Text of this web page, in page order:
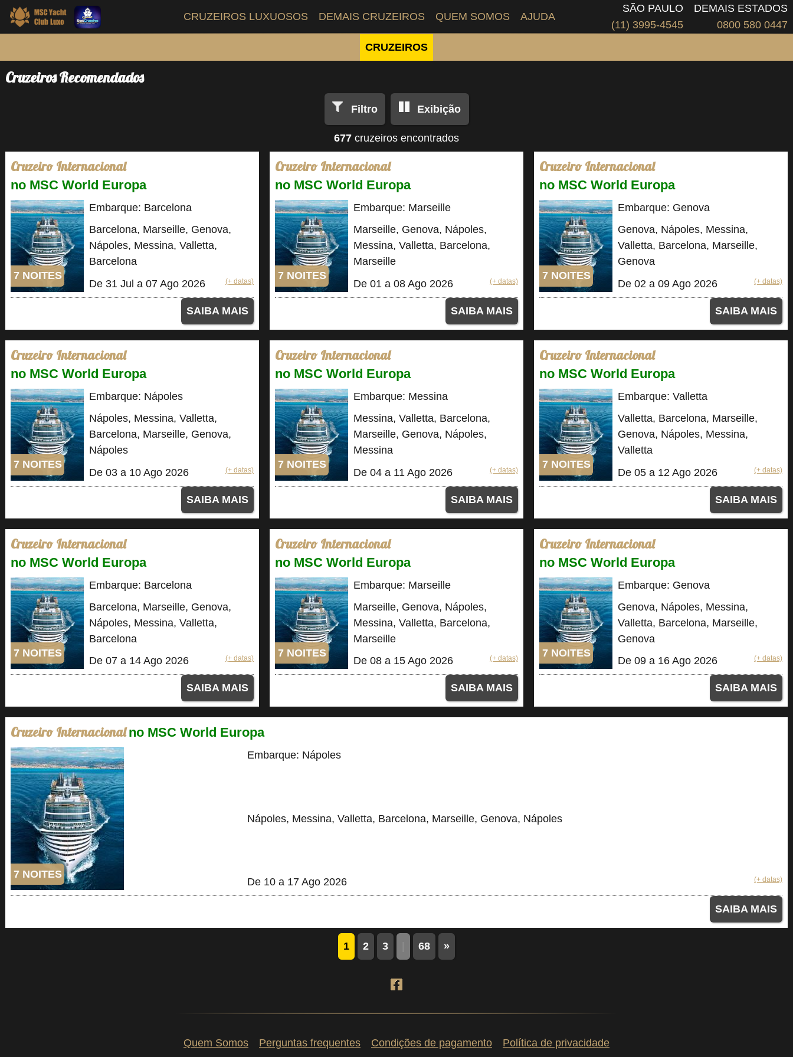
DEMAIS ESTADOS
0800 580 0447
SÃO PAULO
(11) 3995-4545
CRUZEIROS LUXUOSOS DEMAIS CRUZEIROS QUEM SOMOS AJUDA
CRUZEIROS
Cruzeiros Recomendados
Filtro Exibição
677 cruzeiros encontrados
Cruzeiro Internacional
no MSC World Europa
7 NOITES
Embarque: Barcelona
Barcelona, Marseille, Genova,
Nápoles, Messina, Valletta,
Barcelona
De 31 Jul a 07 Ago 2026
(+ datas)
SAIBA MAIS
Cruzeiro Internacional
no MSC World Europa
7 NOITES
Embarque: Marseille
Marseille, Genova, Nápoles,
Messina, Valletta, Barcelona,
Marseille
De 01 a 08 Ago 2026
(+ datas)
SAIBA MAIS
Cruzeiro Internacional
no MSC World Europa
7 NOITES
Embarque: Genova
Genova, Nápoles, Messina,
Valletta, Barcelona, Marseille,
Genova
De 02 a 09 Ago 2026
(+ datas)
SAIBA MAIS
Cruzeiro Internacional
no MSC World Europa
7 NOITES
Embarque: Nápoles
Nápoles, Messina, Valletta,
Barcelona, Marseille, Genova,
Nápoles
De 03 a 10 Ago 2026
(+ datas)
SAIBA MAIS
Cruzeiro Internacional
no MSC World Europa
7 NOITES
Embarque: Messina
Messina, Valletta, Barcelona,
Marseille, Genova, Nápoles,
Messina
De 04 a 11 Ago 2026
(+ datas)
SAIBA MAIS
Cruzeiro Internacional
no MSC World Europa
7 NOITES
Embarque: Valletta
Valletta, Barcelona, Marseille,
Genova, Nápoles, Messina,
Valletta
De 05 a 12 Ago 2026
(+ datas)
SAIBA MAIS
Cruzeiro Internacional
no MSC World Europa
7 NOITES
Embarque: Barcelona
Barcelona, Marseille, Genova,
Nápoles, Messina, Valletta,
Barcelona
De 07 a 14 Ago 2026
(+ datas)
SAIBA MAIS
Cruzeiro Internacional
no MSC World Europa
7 NOITES
Embarque: Marseille
Marseille, Genova, Nápoles,
Messina, Valletta, Barcelona,
Marseille
De 08 a 15 Ago 2026
(+ datas)
SAIBA MAIS
Cruzeiro Internacional
no MSC World Europa
7 NOITES
Embarque: Genova
Genova, Nápoles, Messina,
Valletta, Barcelona, Marseille,
Genova
De 09 a 16 Ago 2026
(+ datas)
SAIBA MAIS
Cruzeiro Internacional no MSC World Europa
7 NOITES
Embarque: Nápoles
Nápoles, Messina, Valletta, Barcelona, Marseille, Genova, Nápoles
De 10 a 17 Ago 2026 (+ datas)
SAIBA MAIS
1 2 3 68 »
Quem Somos Perguntas frequentes Condições de pagamento Política de privacidade